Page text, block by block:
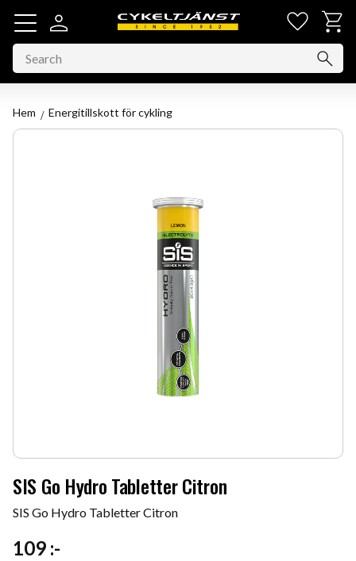
Menu
Basket
Hem Energitillskott för cykling
SIS Go Hydro Tabletter Citron
SIS Go Hydro Tabletter Citron
109 :-